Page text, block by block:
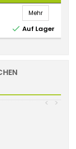
Mehr
 Auf Lager
>
<